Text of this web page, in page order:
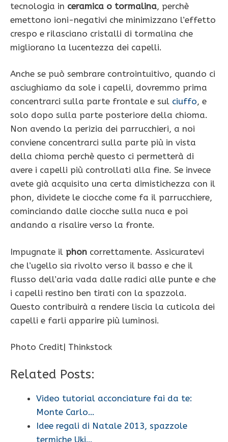
tecnologia in ceramica o tormalina, perchè
emettono ioni-negativi che minimizzano l’effetto
crespo e rilasciano cristalli di tormalina che
migliorano la lucentezza dei capelli.
Anche se può sembrare controintuitivo, quando ci
asciughiamo da sole i capelli, dovremmo prima
concentrarci sulla parte frontale e sul ciuffo, e
solo dopo sulla parte posteriore della chioma.
Non avendo la perizia dei parrucchieri, a noi
conviene concentrarci sulla parte più in vista
della chioma perchè questo ci permetterà di
avere i capelli più controllati alla fine. Se invece
avete già acquisito una certa dimistichezza con il
phon, dividete le ciocche come fa il parrucchiere,
cominciando dalle ciocche sulla nuca e poi
andando a risalire verso la fronte.
Impugnate il phon correttamente. Assicuratevi
che l’ugello sia rivolto verso il basso e che il
flusso dell’aria vada dalle radici alle punte e che
i capelli restino ben tirati con la spazzola.
Questo contribuirà a rendere liscia la cuticola dei
capelli e farli apparire più luminosi.
Photo Credit| Thinkstock
Related Posts:
Video tutorial acconciature fai da te:
Monte Carlo…
Idee regali di Natale 2013, spazzole
termiche Uki…